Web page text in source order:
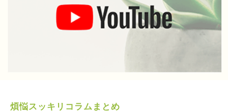
煩悩スッキリコラムまとめ